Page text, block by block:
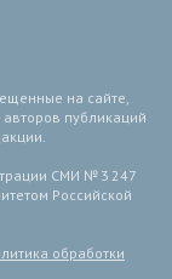
на сайте,
публикаций
СМИ № 3 247
Российской
обработки